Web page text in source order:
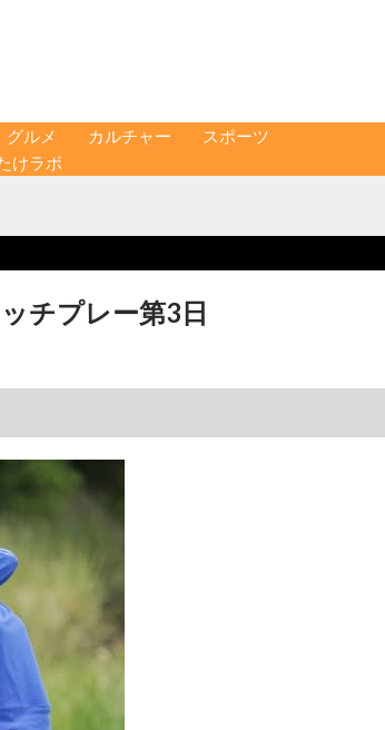
グルメ カルチャー
スポーツ
けラボ
チプレー第3日